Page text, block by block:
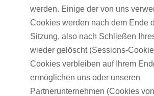
werden. Einige der von uns
Cookies werden nach dem Ende
Sitzung, also nach Schließen
wieder gelöscht (Sessions-
Cookies verbleiben auf Ihrem
ermöglichen uns oder unseren
Partnerunternehmen (Cookies von